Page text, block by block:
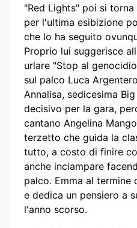
"Red Lights" poi si
per l'ultima esibizione
che lo ha seguito
Proprio lui suggerisce
urlare "Stop al
sul palco Luca
Annalisa, sedicesima
decisivo per la gara,
cantano Angelina
terzetto che guida la
tutto, a costo di finire
anche inciampare
palco. Emma al termine
e dedica un pensiero a
l'anno scorso.